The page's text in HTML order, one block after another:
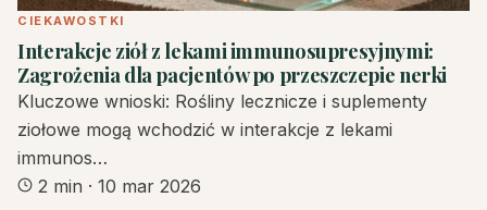
CIEKAWOSTKI
Interakcje ziół z lekami immunosupresyjnymi:
Zagrożenia dla pacjentów po przeszczepie nerki
Kluczowe wnioski: Rośliny lecznicze i suplementy
ziołowe mogą wchodzić w interakcje z lekami
immunos…
2 min · 10 mar 2026